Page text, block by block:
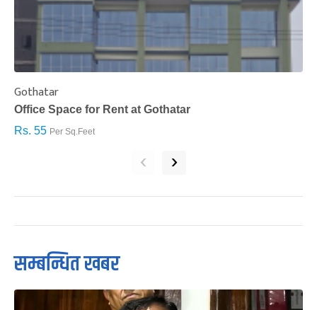
Gothatar
Office Space for Rent at Gothatar
Rs. 55 Per Sq.Feet
‹ ›
सम्बन्धित खबर